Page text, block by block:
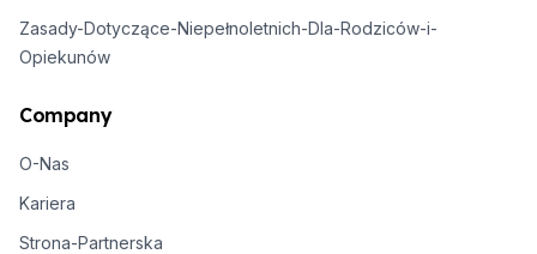
Zasady-Dotyczące-Niepełnoletnich-Dla-Rodziców-i-
Opiekunów
Company
O-Nas
Kariera
Strona-Partnerska